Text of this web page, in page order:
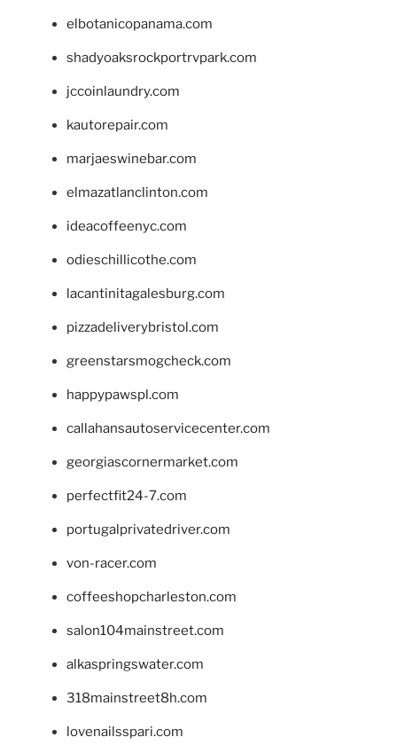
elbotanicopanama.com
shadyoaksrockportrvpark.com
jccoinlaundry.com
kautorepair.com
marjaeswinebar.com
elmazatlanclinton.com
ideacoffeenyc.com
odieschillicothe.com
lacantinitagalesburg.com
pizzadeliverybristol.com
greenstarsmogcheck.com
happypawspl.com
callahansautoservicecenter.com
georgiascornermarket.com
perfectfit24-7.com
portugalprivatedriver.com
von-racer.com
coffeeshopcharleston.com
salon104mainstreet.com
alkaspringswater.com
318mainstreet8h.com
lovenailsspari.com